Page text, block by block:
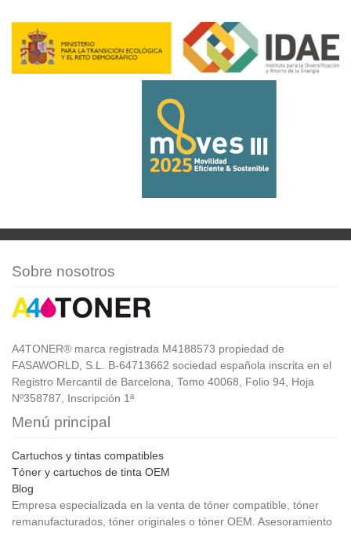
Sobre nosotros
A4TONER® marca registrada M4188573 propiedad de
FASAWORLD, S.L. B-64713662 sociedad española inscrita en el
Registro Mercantil de Barcelona, Tomo 40068, Folio 94, Hoja
Nº358787, Inscripción 1ª
Menú principal
Cartuchos y tintas compatibles
Tóner y cartuchos de tinta OEM
Blog
Empresa especializada en la venta de tóner compatible, tóner
remanufacturados, tóner originales o tóner OEM. Asesoramiento